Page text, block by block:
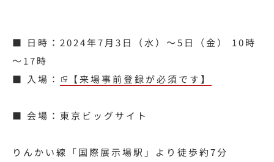
■ 日時：2024年7月3日（水）～5日（金） 10時
～17時
■ 入場：
【来場事前登録が必須です】
■ 会場：東京ビッグサイト
りんかい線「国際展示場駅」より徒歩約7分